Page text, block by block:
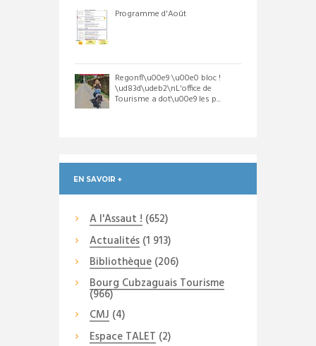
Programme d'Août
Regonfl\u00e9 \u00e0 bloc !
\ud83d\udeb2\nL'office de
Tourisme a dot\u00e9 les p...
EN SAVOIR +
A l'Assaut ! (652)
Actualités(1 913)
Bibliothèque(206)
Bourg Cubzaguais Tourisme
(966)
CMJ (4)
Espace TALET (2)